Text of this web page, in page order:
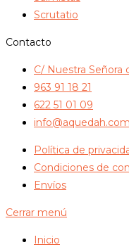
Scrutatio
Contacto
C/ Nuestra Señora
963 91 18 21
622 51 01 09
info@aquedah.com
Política de
Condiciones de
Envíos
Cerrar menú
Inicio